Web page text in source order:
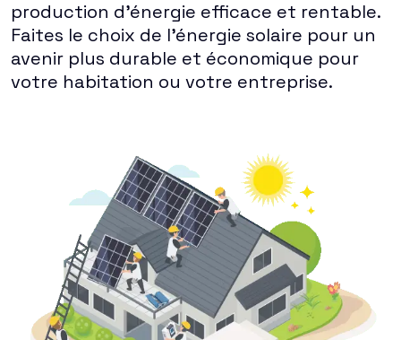
production d'énergie efficace et rentable.
Faites le choix de l'énergie solaire pour un
avenir plus durable et économique pour
votre habitation ou votre entreprise.